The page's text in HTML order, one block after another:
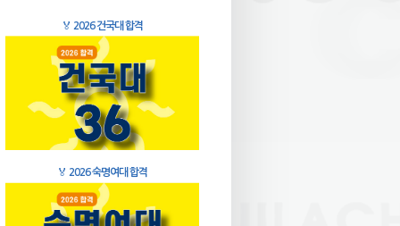
🏅 2026 건국대 합격
🏅 2026 숙명여대 합격